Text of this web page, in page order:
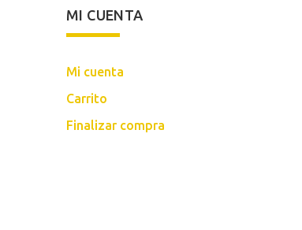
MI CUENTA
Mi cuenta
Carrito
Finalizar compra